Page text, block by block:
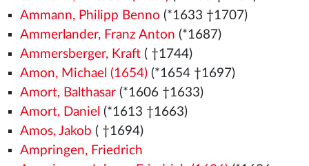
Ammann, Philipp Benno (*1633 †1707)
Ammerlander, Franz Anton (*1687)
Ammersberger, Kraft( †1744)
Amon, Michael (1654)(*1654 †1697)
Amort, Balthasar(*1606 †1633)
Amort, Daniel (*1613 †1663)
Amos, Jakob ( †1694)
Ampringen, Friedrich